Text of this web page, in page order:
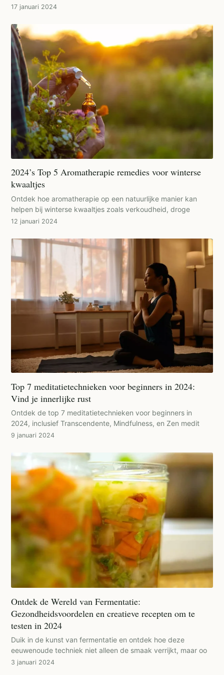
17 januari 2024
2024’s Top 5 Aromatherapie remedies voor winterse
kwaaltjes
Ontdek hoe aromatherapie op een natuurlijke manier kan
helpen bij winterse kwaaltjes zoals verkoudheid, droge
12 januari 2024
Top 7 meditatietechnieken voor beginners in 2024:
Vind je innerlijke rust
Ontdek de top 7 meditatietechnieken voor beginners in
2024, inclusief Transcendente, Mindfulness, en Zen medit
9 januari 2024
Ontdek de Wereld van Fermentatie:
Gezondheidsvoordelen en creatieve recepten om te
testen in 2024
Duik in de kunst van fermentatie en ontdek hoe deze
eeuwenoude techniek niet alleen de smaak verrijkt, maar oo
3 januari 2024